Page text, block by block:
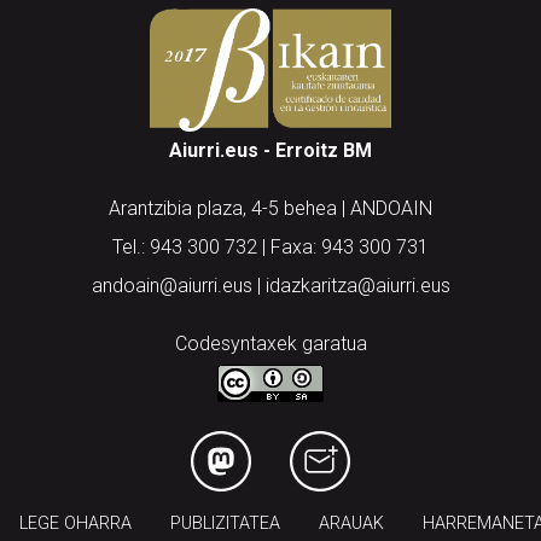
Aiurri.eus - Erroitz BM
Arantzibia plaza, 4-5 behea | ANDOAIN
Tel.: 943 300 732 | Faxa: 943 300 731
andoain@aiurri.eus | idazkaritza@aiurri.eus
Codesyntaxek garatua
LEGE OHARRA PUBLIZITATEA ARAUAK